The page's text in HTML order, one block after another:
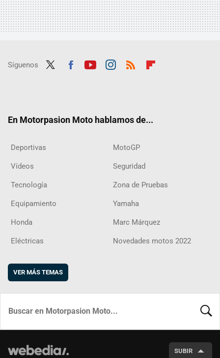
Síguenos
En Motorpasion Moto hablamos de...
Deportivas MotoGP
Vídeos Seguridad
Tecnología Zona de Pruebas
Equipamiento Yamaha
Honda Marc Márquez
Eléctricas Novedades motos 2022
VER MÁS TEMAS
SUBIR